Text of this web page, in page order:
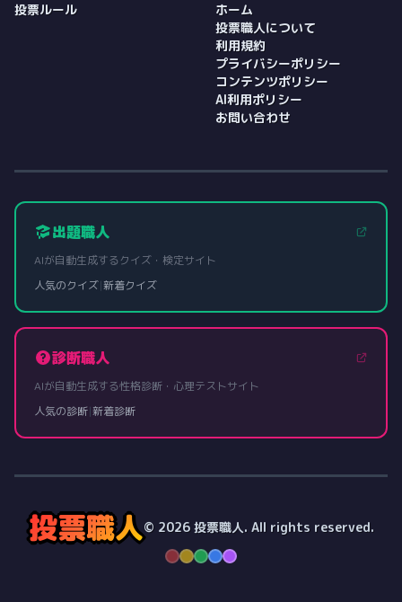
投票ルール
ホーム
投票職人について
利用規約
プライバシーポリシー
コンテンツポリシー
AI利用ポリシー
お問い合わせ
出題職人
AIが自動生成するクイズ・検定サイト
人気のクイズ|新着クイズ
診断職人
AIが自動生成する性格診断・心理テストサイト
人気の診断|新着診断
投票職人© 2026 投票職人. All rights reserved.